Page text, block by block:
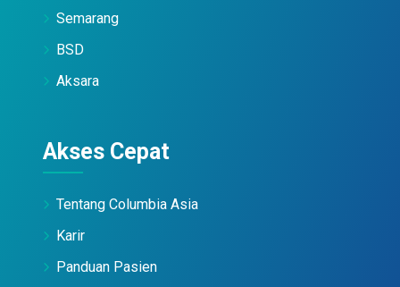
Semarang
BSD
Aksara
Akses Cepat
Tentang Columbia Asia
Karir
Panduan Pasien